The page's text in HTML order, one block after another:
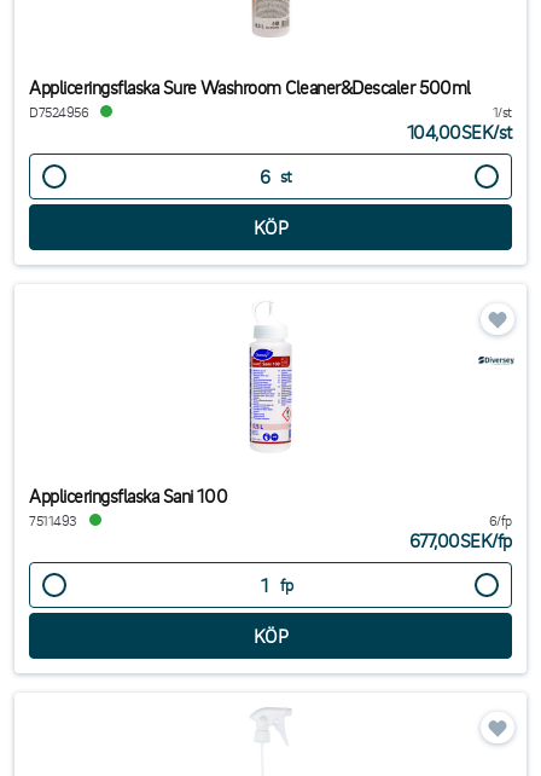
Appliceringsflaska Sure Washroom Cleaner&Descaler 500ml
D7524956 1/st
104,00SEK/st
st
Appliceringsflaska Sani 100
7511493 6/fp
677,00SEK/fp
fp